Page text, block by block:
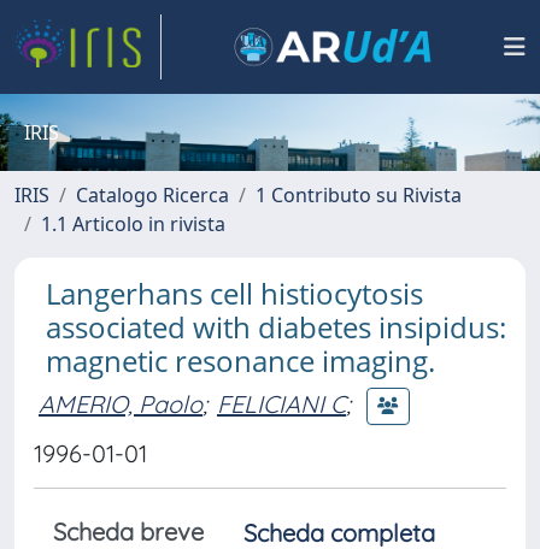
IRIS
IRIS Catalogo Ricerca
1 Contributo su Rivista
1.1 Articolo in rivista
Langerhans cell histiocytosis
associated with diabetes insipidus:
magnetic resonance imaging.
AMERIO, Paolo; FELICIANI C;
1996-01-01
Scheda breve
Scheda completa